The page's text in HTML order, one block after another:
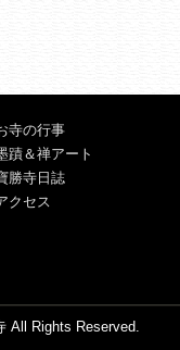
寺の行事
蹟＆禅アート
勝寺日誌
クセス
All Rights Reserved.